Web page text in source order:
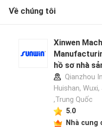
Về chúng tôi
Xinwen
hồ sơ nhà
Qianzhou
Huishan,
,Trung Quốc
5.0
Nhà cung